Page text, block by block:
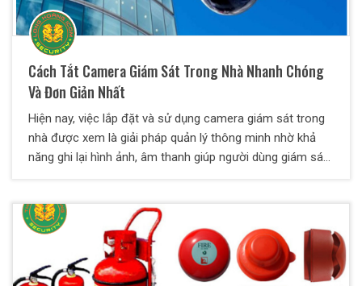
Cách Tắt Camera Giám Sát Trong Nhà Nhanh Chóng
Và Đơn Giản Nhất
Hiện nay, việc lắp đặt và sử dụng camera giám sát trong
nhà được xem là giải pháp quản lý thông minh nhờ khả
năng ghi lại hình ảnh, âm thanh giúp người dùng giám sát
trong trường hợp muốn đảm bảo sự riêng tư, không phải
ai cũng biết cách tắt camera chuẩn xác. Vì vậy, Thiên
Long Hoàng sẽ hướng dẫn cách tắt camera giám sát
trong nhà cực đơn giản và nhanh chóng.